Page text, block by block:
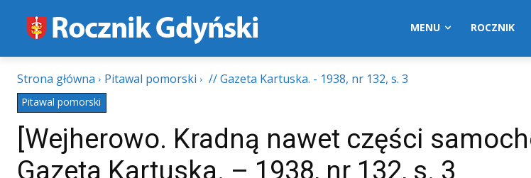
MENU ROCZNIK
Strona główna Pitawal pomorski // Gazeta Kartuska. - 1938, nr 132, s. 3
Pitawal pomorski
[Wejherowo. Kradną nawet części
Gazeta Kartuska. – 1938, nr 132, s. 3